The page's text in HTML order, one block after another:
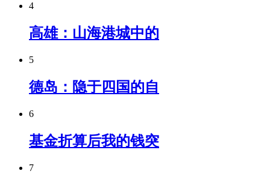
4
高雄：山海港城中的
5
德岛：隐于四国的自
6
基金折算后我的钱突
7